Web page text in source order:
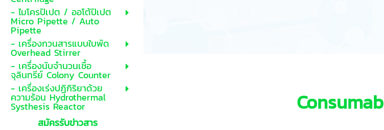
- ไมโครปิเปต / ออโต้ปิเปต
Micro Pipette / Auto
Pipette
- เครื่องกวนสารแบบใบพัด
Overhead Stirrer
- เครื่องนับจำนวนเชื้อ
จุลินทรีย์ Colony Counter
- เครื่องเร่งปฏิกิริยาด้วย
ความร้อน Hydrothermal
Systhesis Reactor
สมัครรับข่าวสาร